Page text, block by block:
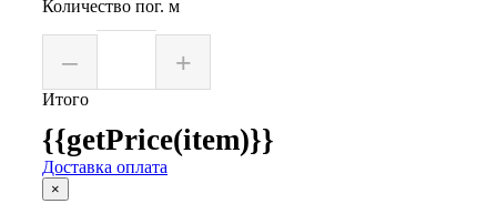
Количество пог. м
– +
Итого
{{getPrice(item)}}
Доставка оплата
×